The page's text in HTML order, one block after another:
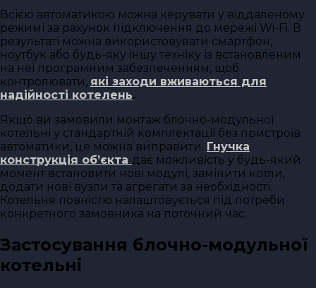
Всією автоматикою можна керувати у віддаленому
режимі за рахунок підключення до мережі Wi-Fi. В
результаті можна використовувати смартфон,
ноутбук або будь-яку іншу техніку із встановленим
на неї програмним забезпеченням, щоб
контролювати, які заходи вживаються для
надійності котелень.
Якщо ви замовили монтаж блочно-модульної
котельні у стандартній комплектації без пристроїв
автоматики, це можна виправити. Гнучка
конструкція об’єкта дає можливість у будь-який
момент встановити нові модулі, замінити котли,
додати нові вузли та агрегати за необхідності.
Котельня повністю налаштовується під потреби
конкретного замовника на поточний час.
Застосування блочно-модульної
котельні